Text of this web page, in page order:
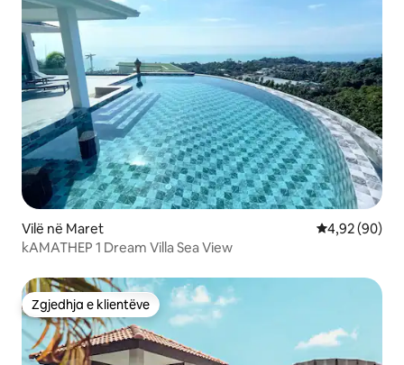
Vilë në Maret Vlerësimi
4,92 (90)
kAMATHEP 1 Dream Villa Sea View
Zgjedhja e klientëve
Zgjedhja e klientëve